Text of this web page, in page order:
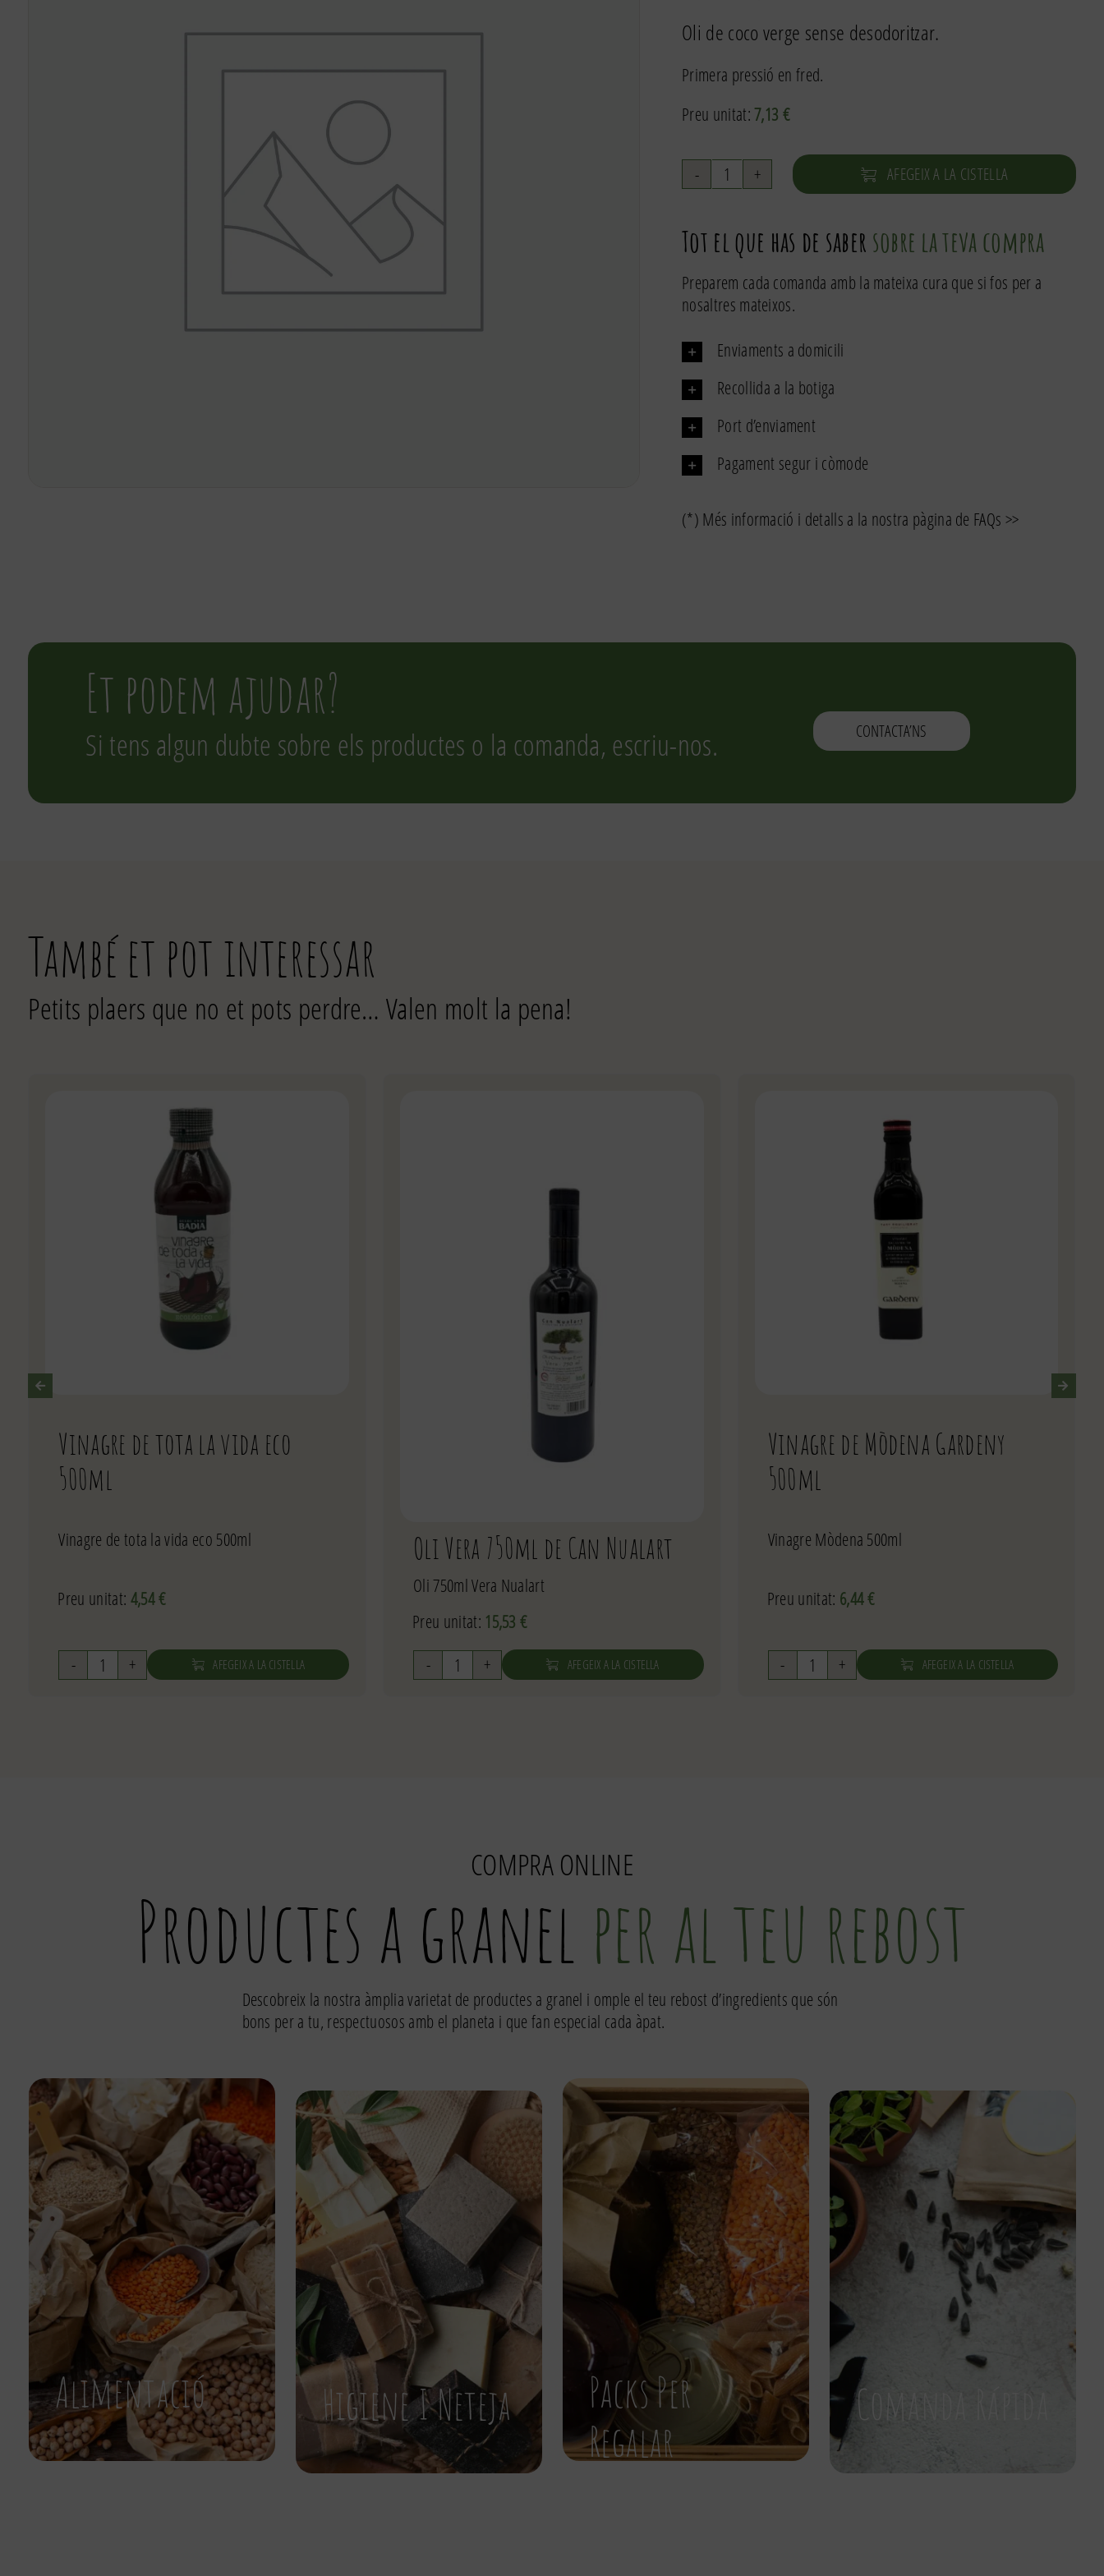
Oli de coco verge sense desodoritzar.
Primera pressió en fred.
Preu unitat: 7,13 €
quantitat
Oli
verge
coco
ecològic
250ml
AFEGEIX A LA CISTELLA
Tot el que has de saber sobre la teva compra
Preparem cada comanda amb la mateixa cura que si fos per a
nosaltres mateixos.
Enviaments a domicili
Recollida a la botiga
Port d’enviament
Pagament segur i còmode
(*) Més informació i detalls a la nostra pàgina de FAQs >>
Et podem ajudar?
Si tens algun dubte sobre els productes o la comanda, escriu-nos. CONTACTA’NS
També et pot interessar
Petits plaers que no et pots perdre… Valen molt la pena!
Vinagre de tota la vida eco
500ml
Vinagre de tota la vida eco 500ml
Preu unitat: 4,54€
quantitat
AFEGEIX A LA CISTELLA
Oli Vera 750ml de Can Nualart
Oli 750ml Vera Nualart
Preu unitat: 15,53€
quantitat
AFEGEIX A LA CISTELLA
Vinagre de Mòdena Gardeny
500ml
Vinagre Mòdena 500ml
Preu unitat: 6,44€
quantitat
AFEGEIX A LA CISTELLA
COMPRA ONLINE
Productes a granel per al teu rebost
Descobreix la nostra àmplia varietat de productes a granel i omple el teu rebost d’ingredients que són
bons per a tu, respectuosos amb el planeta i que fan especial cada àpat.
Alimentació Higiene I Neteja
Packs Per
Regalar
Comanda Rápida